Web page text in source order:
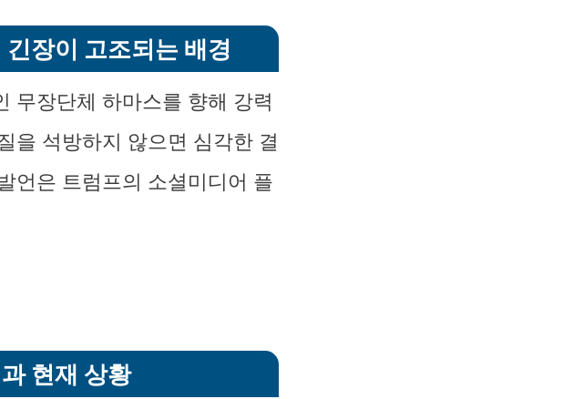
장이 고조되는 배경
무장단체 하마스를 향해 강력
을 석방하지 않으면 심각한 결
언은 트럼프의 소셜미디어 플
현재 상황